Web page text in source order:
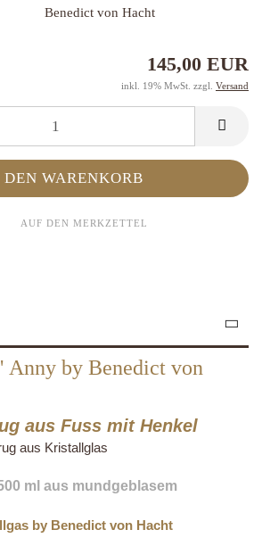
Benedict von Hacht
145,00 EUR
inkl. 19% MwSt. zzgl. Versand
AUF DEN MERKZETTEL
Anny by Benedict von
aus Fuss mit Henkel
aus Kristallglas
ml aus mundgeblasem
by Benedict von Hacht